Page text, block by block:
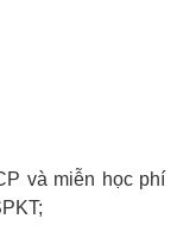
và miễn học phí